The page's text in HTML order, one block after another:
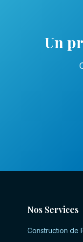
Un
Nos Services
Construction de